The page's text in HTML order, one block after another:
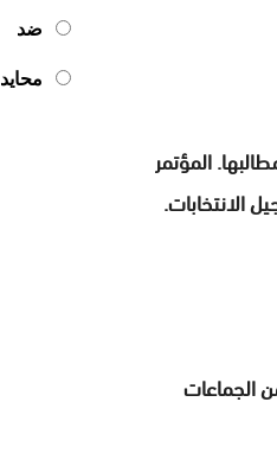
المؤتمر
الجماعات
ضد
محايد